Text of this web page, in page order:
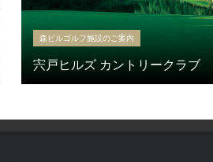
森ビルゴルフ施設のご案内
宍戸ヒルズ カントリークラブ